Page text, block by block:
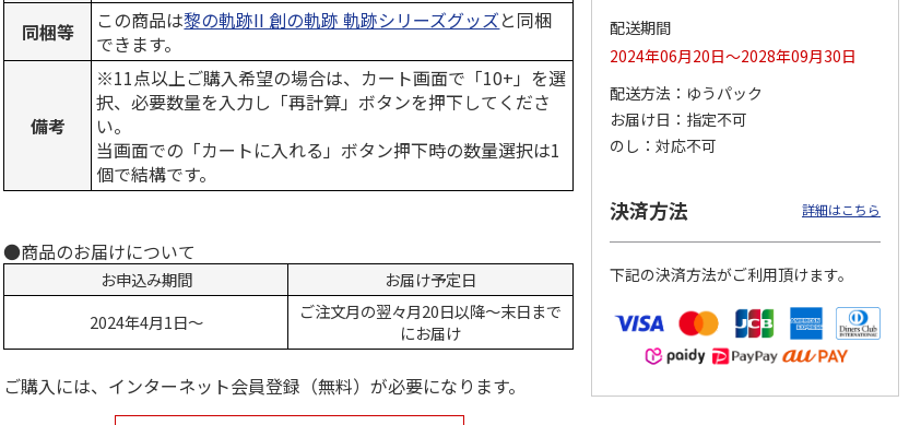
同梱等
この商品は黎の軌跡II 創の軌跡 軌跡シリーズグッズと同梱
できます。
備考
※11点以上ご購入希望の場合は、カート画面で「10+」を選
択、必要数量を入力し「再計算」ボタンを押下してくださ
い。
当画面での「カートに入れる」ボタン押下時の数量選択は1
個で結構です。
●商品のお届けについて
お申込み期間
お届け予定日
2024年4月1日～
ご注文月の翌々月20日以降～末日まで
にお届け
ご購入には、インターネット会員登録（無料）が必要になります。
配送期間
2024年06月20日～2028年09月30日
配送方法
ゆうパック
お届け日
指定不可
のし
対応不可
決済方法 詳細はこちら
下記の決済方法がご利用頂けます。